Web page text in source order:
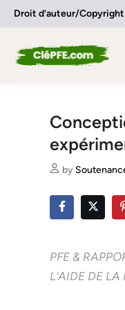
SkipDroit d’auteur/Copyright
by
PFE &
L’AIDE DE